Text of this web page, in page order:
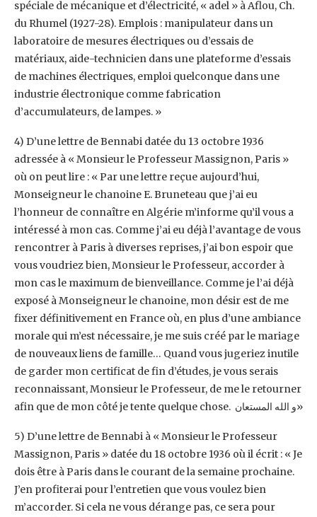
spéciale de mécanique et d’électricité, « adel » à Aflou, ‎Ch.
du Rhumel (1927-28). Emplois : manipulateur dans un
laboratoire de mesures ‎électriques ou d’essais de
matériaux, aide-technicien dans une plateforme d’essais
de ‎machines électriques, emploi quelconque dans une
industrie électronique comme ‎fabrication
d’accumulateurs, de lampes. » ‎
‎4) D’une lettre de Bennabi datée du 13 octobre 1936
adressée à « Monsieur le Professeur ‎Massignon, Paris »
où on peut lire : « Par une lettre reçue aujourd’hui,
Monseigneur le ‎chanoine E. Bruneteau que j’ai eu
l’honneur de connaître en Algérie m’informe qu’il vous a
‎intéressé à mon cas. Comme j’ai eu déjà l’avantage de vous
rencontrer à Paris à diverses ‎reprises, j’ai bon espoir que
vous voudriez bien, Monsieur le Professeur, accorder à
mon cas ‎le maximum de bienveillance. Comme je l’ai déjà
exposé à Monseigneur le chanoine, mon ‎désir est de me
fixer définitivement en France où, en plus d’une ambiance
morale qui m’est ‎nécessaire, je me suis créé par le mariage
de nouveaux liens de famille… Quand vous ‎jugeriez inutile
de garder mon certificat de fin d’études, je vous serais
reconnaissant, ‎Monsieur le Professeur, de me le retourner
afin que de mon côté je tente quelque chose. ‎و ‏الله المستعان ‏‎»‎
‎5) D’une lettre de Bennabi à « Monsieur le Professeur
Massignon, Paris » datée du 18 ‎octobre 1936 où il écrit : « Je
dois être à Paris dans le courant de la semaine prochaine.
J’en ‎profiterai pour l’entretien que vous voulez bien
m’accorder. Si cela ne vous dérange pas, ce ‎sera pour